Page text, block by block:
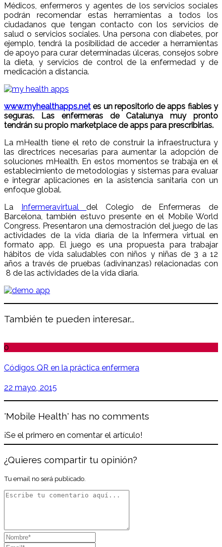
Médicos, enfermeros y agentes de los servicios sociales
podrán recomendar estas herramientas a todos los
ciudadanos que tengan contacto con los servicios de
salud o servicios sociales. Una persona con diabetes, por
ejemplo, tendrá la posibilidad de acceder a herramientas
de apoyo para curar determinadas úlceras, consejos sobre
la dieta, y servicios de control de la enfermedad y de
medicación a distancia.
www.myhealthapps.net es un repositorio de apps fiables y
seguras. Las enfermeras de Catalunya muy pronto
tendrán su propio marketplace de apps para prescribirlas.
La mHealth tiene el reto de construir la infraestructura y
las directrices necesarias para aumentar la adopción de
soluciones mHealth. En estos momentos se trabaja en el
establecimiento de metodologías y sistemas para evaluar
e integrar aplicaciones en la asistencia sanitaria con un
enfoque global.
La Infermeravirtualdel Colegio de Enfermeras de
Barcelona, también estuvo presente en el Mobile World
Congress. Presentaron una demostración del juego de las
actividades de la vida diaria de la Infermera virtual en
formato app. El juego es una propuesta para trabajar
hábitos de vida saludables con niños y niñas de 3 a 12
años a través de pruebas (adivinanzas) relacionadas con
8 de las actividades de la vida diaria.
También te pueden interesar...
0
Códigos QR en la práctica enfermera
22 mayo, 2015
'Mobile Health' has no comments
¡Se el primero en comentar el artículo!
¿Quieres compartir tu opinión?
Tu email no será publicado.